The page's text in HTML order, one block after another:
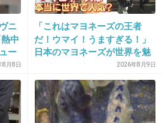
は日本人じゃないんです
+109 -7
ニ
中
ー
8月8日
「これはマヨネーズの王者
だ！ウマイ！うますぎる！」
日本のマヨネーズが世界を魅
了 「ソース類」の輸出額が
過去最高を更新 人気の裏に
は卵黄のコク
2026年8月9日